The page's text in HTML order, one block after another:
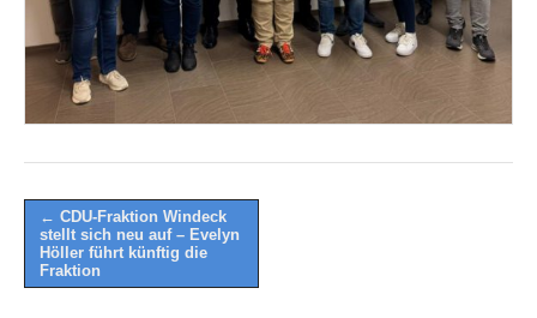
Post
navigation
← CDU-Fraktion Windeck
stellt sich neu auf – Evelyn
Höller führt künftig die
Fraktion